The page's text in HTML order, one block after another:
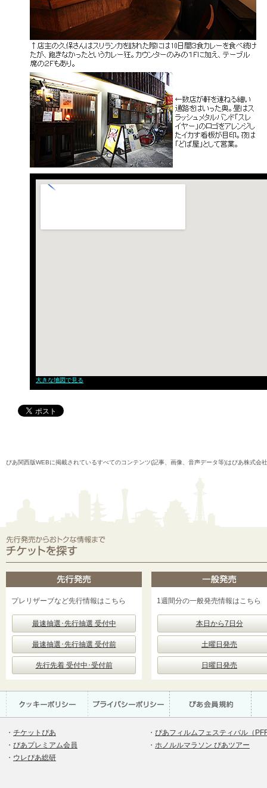
大きな地図で見る
ぴあ関西版WEBに掲載されているすべてのコンテンツ(記事、画像、音声データ等)はぴあ株式会
プレリザーブなど先行情報はこちら
最速抽選･先行抽選 受付中
最速抽選･先行抽選 受付前
先行先着 受付中･受付前
1週間分の一般発売情報はこちら
本日から7日分
土曜日発売
日曜日発売
・ チケットぴあ
・ ぴあプレミアム会員
・ ウレぴあ総研
・ ぴあフィルムフェスティバル（
・ ホノルルマラソン ぴあツアー